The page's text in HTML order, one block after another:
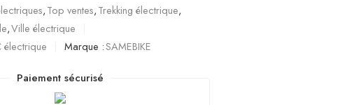
,Top ventes,Trekking électrique,
,Ville électrique
électrique Marque :SAMEBIKE
Paiement sécurisé